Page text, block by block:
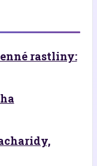
rastliny: